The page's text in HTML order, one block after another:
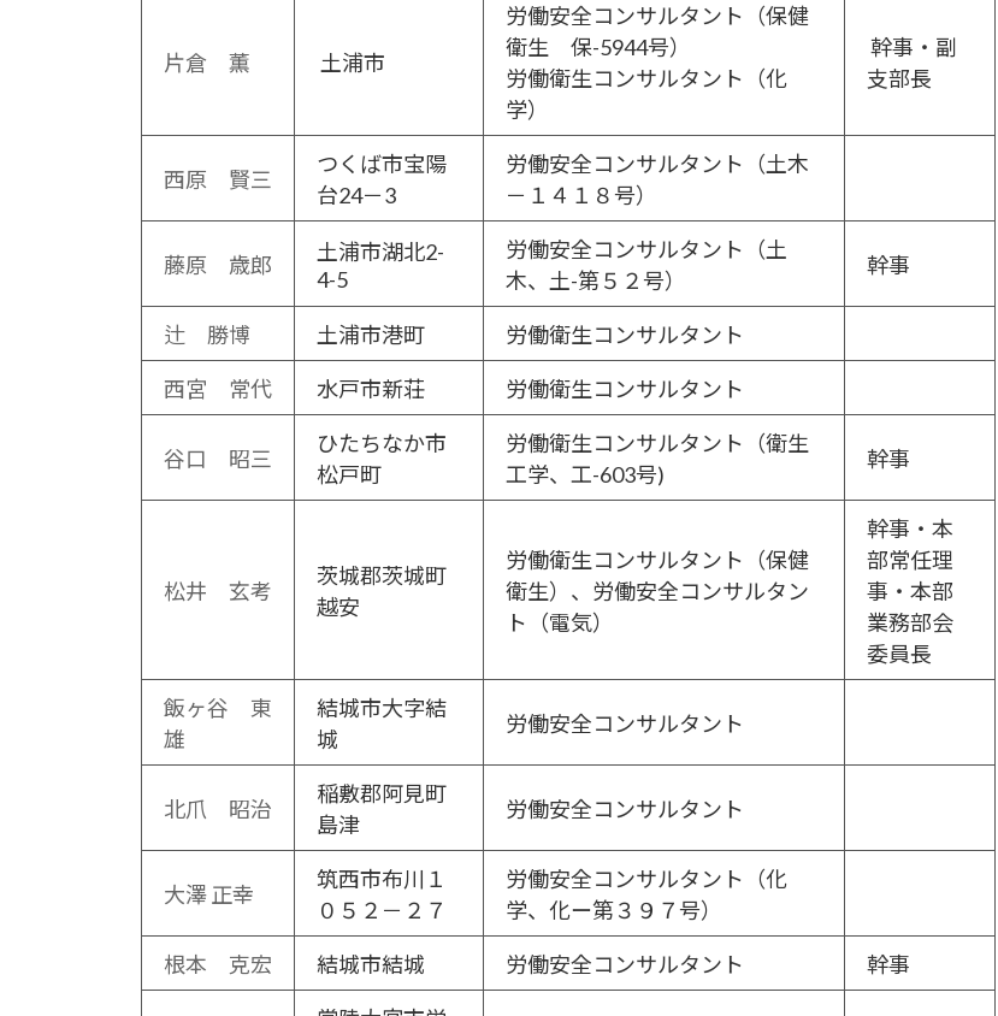
片倉 薫 土浦市
労働安全コンサルタント（保健
衛生 保-5944号）
労働衛生コンサルタント（化
学）
幹事・副
支部長
西原 賢三
つくば市宝陽
台24－3
労働安全コンサルタント（土木
－１４１８号）
藤原 歳郎
土浦市湖北2-
4-5
労働安全コンサルタント（土
木、土-第５２号）
幹事
辻 勝博 土浦市港町 労働衛生コンサルタント
西宮 常代 水戸市新荘 労働衛生コンサルタント
谷口 昭三
ひたちなか市
松戸町
労働衛生コンサルタント（衛生
工学、工-603号)
幹事
松井 玄考
茨城郡茨城町
越安
労働衛生コンサルタント（保健
衛生）、労働安全コンサルタン
ト（電気）
幹事・本
部常任理
事・本部
業務部会
委員長
飯ヶ谷 東
雄
結城市大字結
城
労働安全コンサルタント
北爪 昭治
稲敷郡阿見町
島津
労働安全コンサルタント
大澤 正幸
筑西市布川１
０５２－２７
労働安全コンサルタント（化
学、化ー第３９７号）
根本 克宏 結城市結城 労働安全コンサルタント 幹事